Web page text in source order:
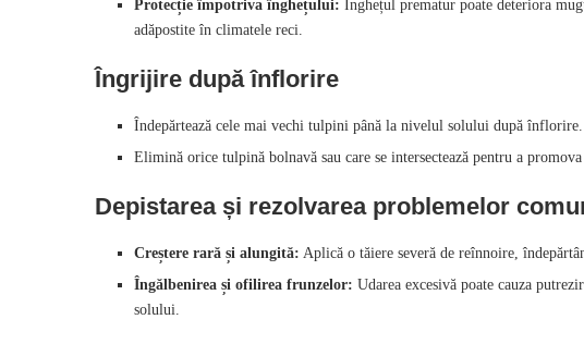
Protecție împotriva înghețului: Înghețul prematur poate deteriora
adăpostite în climatele reci.
Îngrijire după înflorire
Îndepărtează cele mai vechi tulpini până la nivelul solului după înflorire.
Elimină orice tulpină bolnavă sau care se intersectează pentru a
Depistarea și rezolvarea problemelor
Creștere rară și alungită: Aplică o tăiere severă de reînnoire,
Îngălbenirea și ofilirea frunzelor: Udarea excesivă poate cauza
solului.